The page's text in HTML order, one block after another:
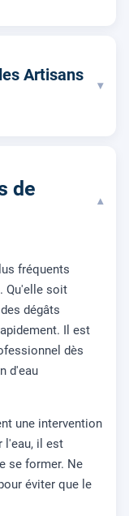
Artisans
▾
de
▾
fréquents
Qu'elle soit
dégâts
Il est
dès
d'eau
une intervention
l'eau, il est
se former. Ne
éviter que le